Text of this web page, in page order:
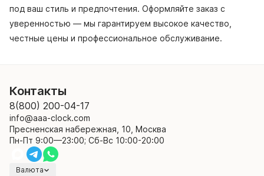
под ваш стиль и предпочтения. Оформляйте заказ с
уверенностью — мы гарантируем высокое качество,
честные цены и профессиональное обслуживание.
Контакты
8(800) 200-04-17
info@aaa-clock.com
Пресненская набережная, 10, Москва
Пн-Пт 9:00—23:00; Сб-Вс 10:00-20:00
Валюта